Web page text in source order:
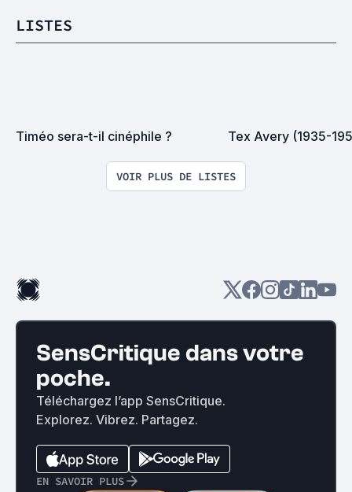
LISTES
Timéo sera-t-il cinéphile ? Tex Avery (1935-
VOIR PLUS DE LISTES
SensCritique dans votre
poche.
Téléchargez l’app SensCritique.
Explorez. Vibrez. Partagez.
EN SAVOIR PLUS